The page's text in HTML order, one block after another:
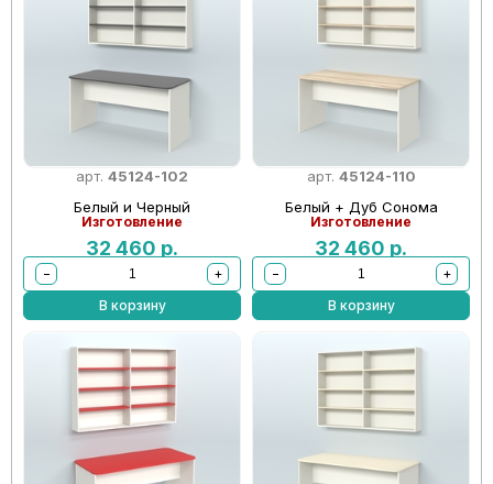
арт. 45124-102
Белый и Черный
Изготовление
32 460 р.
−
+
В корзину
арт. 45124-110
Белый + Дуб Сонома
Изготовление
32 460 р.
−
+
В корзину